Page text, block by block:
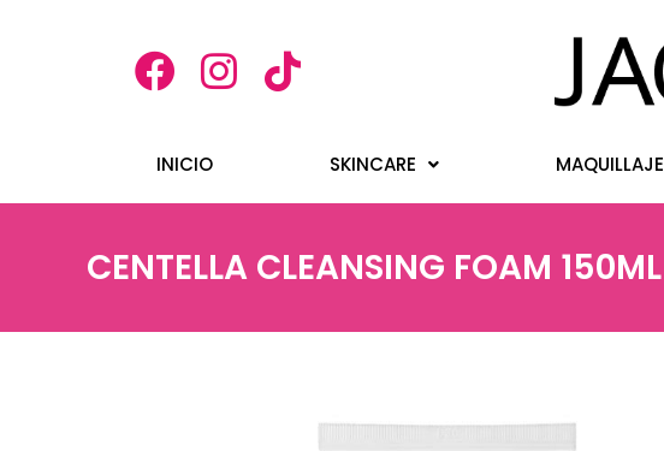
INICIO SKINCARE MAQUILLAJE
CENTELLA CLEANSING FOAM 150ML